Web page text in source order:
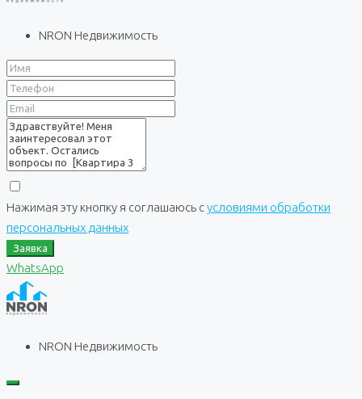
NRON Недвижимость
Нажимая эту кнопку я соглашаюсь сусловиями обработки
персональных данных
Заявка
WhatsApp
NRON Недвижимость